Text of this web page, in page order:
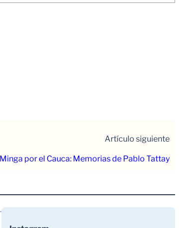
Artículo siguiente
Minga por el Cauca: Memorias de Pablo Tattay